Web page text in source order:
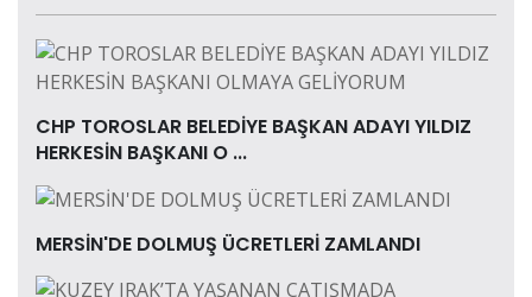
CHP TOROSLAR BELEDİYE BAŞKAN ADAYI YILDIZ
HERKESİN BAŞKANI O ...
MERSİN'DE DOLMUŞ ÜCRETLERİ ZAMLANDI